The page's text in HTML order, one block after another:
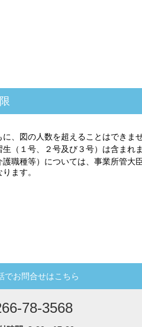
、図の人数を超えることはできませ
（１号、２号及び３号）は含まれま
職種等）については、事業所管大
ます。
でお問合せはこちら
78-3568